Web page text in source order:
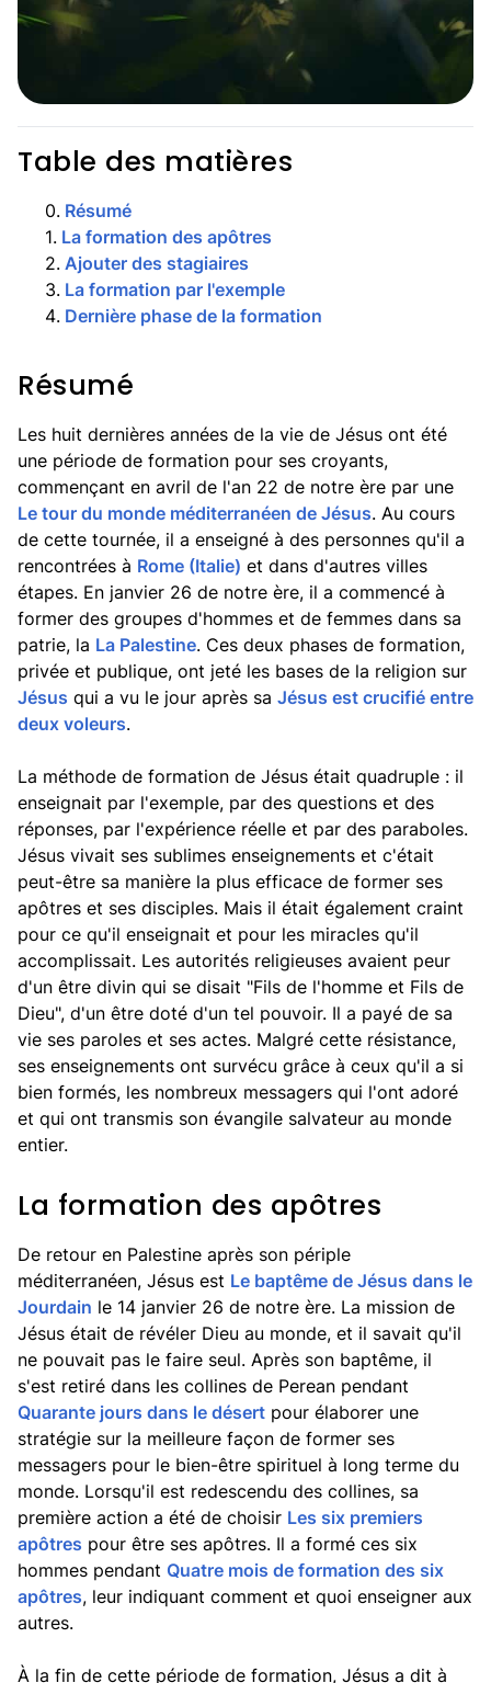
Table des matières
0. Résumé
1. La formation des apôtres
2. Ajouter des stagiaires
3. La formation par l'exemple
4. Dernière phase de la formation
Résumé
Les huit dernières années de la vie de Jésus ont été
une période de formation pour ses croyants,
commençant en avril de l'an 22 de notre ère par une
Le tour du monde méditerranéen de Jésus. Au cours
de cette tournée, il a enseigné à des personnes qu'il a
rencontrées à Rome (Italie) et dans d'autres villes
étapes. En janvier 26 de notre ère, il a commencé à
former des groupes d'hommes et de femmes dans sa
patrie, la La Palestine. Ces deux phases de formation,
privée et publique, ont jeté les bases de la religion sur
Jésus qui a vu le jour après sa Jésus est crucifié entre
deux voleurs.
La méthode de formation de Jésus était quadruple : il
enseignait par l'exemple, par des questions et des
réponses, par l'expérience réelle et par des paraboles.
Jésus vivait ses sublimes enseignements et c'était
peut-être sa manière la plus efficace de former ses
apôtres et ses disciples. Mais il était également craint
pour ce qu'il enseignait et pour les miracles qu'il
accomplissait. Les autorités religieuses avaient peur
d'un être divin qui se disait "Fils de l'homme et Fils de
Dieu", d'un être doté d'un tel pouvoir. Il a payé de sa
vie ses paroles et ses actes. Malgré cette résistance,
ses enseignements ont survécu grâce à ceux qu'il a si
bien formés, les nombreux messagers qui l'ont adoré
et qui ont transmis son évangile salvateur au monde
entier.
La formation des apôtres
De retour en Palestine après son périple
méditerranéen, Jésus est Le baptême de Jésus dans le
Jourdain le 14 janvier 26 de notre ère. La mission de
Jésus était de révéler Dieu au monde, et il savait qu'il
ne pouvait pas le faire seul. Après son baptême, il
s'est retiré dans les collines de Perean pendant
Quarante jours dans le désert pour élaborer une
stratégie sur la meilleure façon de former ses
messagers pour le bien-être spirituel à long terme du
monde. Lorsqu'il est redescendu des collines, sa
première action a été de choisir Les six premiers
apôtres pour être ses apôtres. Il a formé ces six
hommes pendant Quatre mois de formation des six
apôtres, leur indiquant comment et quoi enseigner aux
autres.
À la fin de cette période de formation, Jésus a dit à